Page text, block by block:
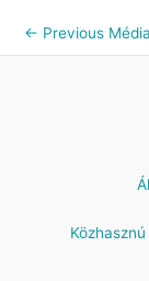
← Previous Média